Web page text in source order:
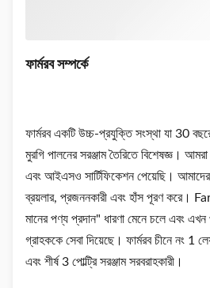
ফার্মরব সম্পর্কে
ফার্মরব একটি উচ্চ-প্রযুক্তি সংস্থা যা 30
মুরগি পালনের সরঞ্জাম তৈরিতে বিশেষজ্ঞ।
এবং আইএসও সার্টিফিকেশন পেয়েছি।
ব্রয়লার, প্রজননকারী এবং হাঁস পূরণ করে।
মানের পণ্য প্রদান" ধারণা মেনে চলে এবং
গ্রাহককে সেবা দিয়েছে। ফার্মরব চীনে নং 1
এবং শীর্ষ 3 পোল্ট্রি সরঞ্জাম সরবরাহকারী।